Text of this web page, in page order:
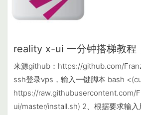
reality x-ui 一分钟搭梯教程
单的梯。
来源github：https://github.com/
ssh登录vps，输入一键脚本 bash
https://raw.githubusercontent.com/
ui/master/install.sh) 2、根据要求输入